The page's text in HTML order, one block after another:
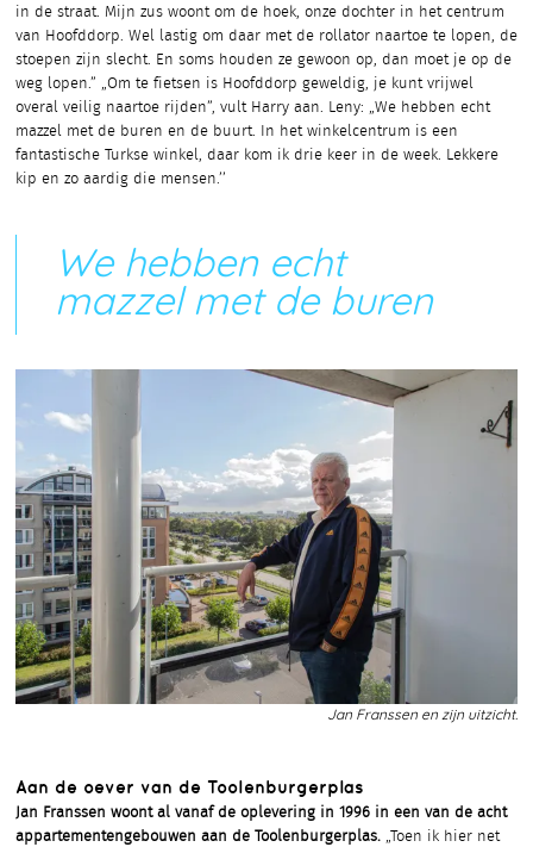
in de straat. Mijn zus woont om de hoek, onze dochter in het centrum
van Hoofddorp. Wel lastig om daar met de rollator naartoe te lopen, de
stoepen zijn slecht. En soms houden ze gewoon op, dan moet je op de
weg lopen.” „Om te fietsen is Hoofddorp geweldig, je kunt vrijwel
overal veilig naartoe rijden”, vult Harry aan. Leny: „We hebben echt
mazzel met de buren en de buurt. In het winkelcentrum is een
fantastische Turkse winkel, daar kom ik drie keer in de week. Lekkere
kip en zo aardig die mensen.’’
We hebben echt
mazzel met de buren
Jan Franssen en zijn uitzicht.
Aan de oever van de Toolenburgerplas
Jan Franssen woont al vanaf de oplevering in 1996 in een van de acht
appartementengebouwen aan de Toolenburgerplas. „Toen ik hier net